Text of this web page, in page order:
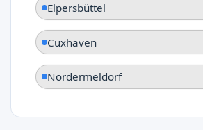
Elpersbüttel
Cuxhaven
Nordermeldorf